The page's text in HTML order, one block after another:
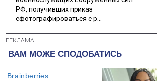
РФ, получивших приказ
сфотографироваться с р...